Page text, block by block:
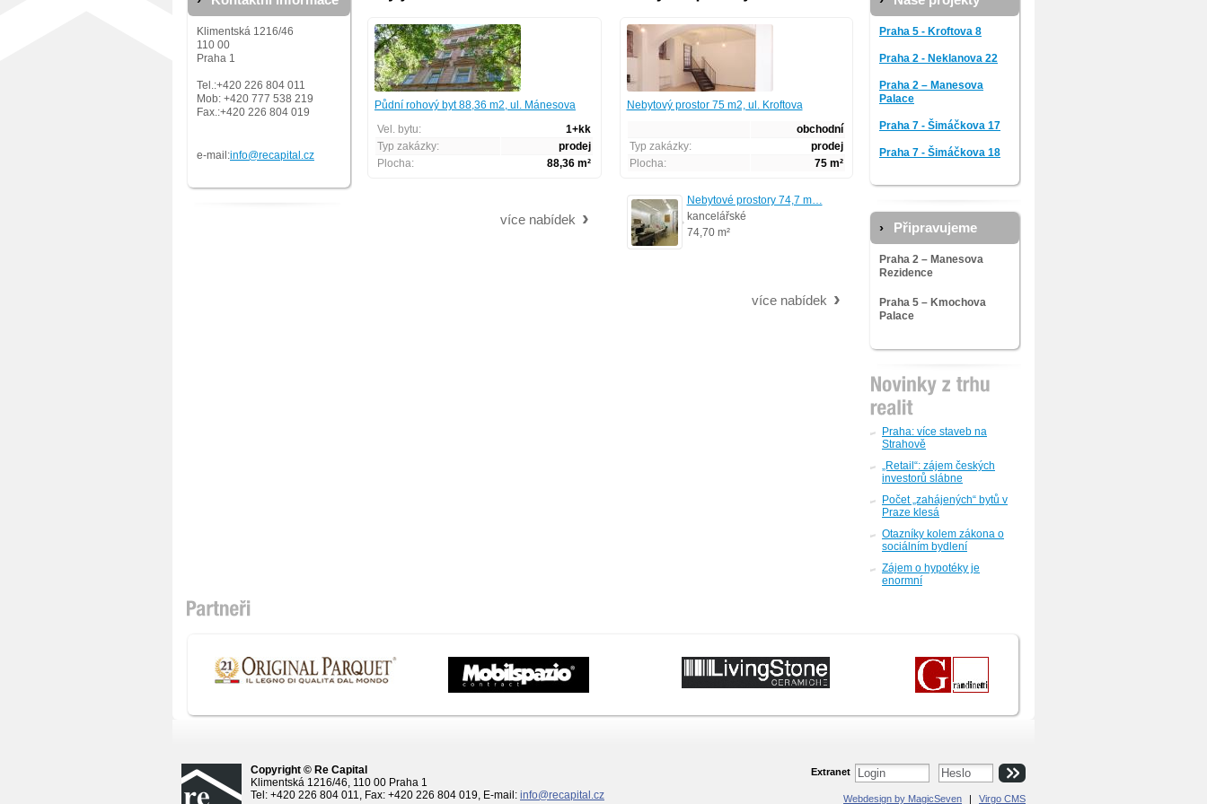
Půdní rohový byt 88,36 m2, ul. Mánesova
Vel. bytu:
1+kk
Typ zakázky:
prodej
Plocha:
88,36 m²
více nabídek
Nebytový prostor 75 m2, ul. Kroftova
obchodní
Typ zakázky:
prodej
Plocha:
75 m²
Nebytové prostory 74,7 m…
kancelářské
74,70 m²
více nabídek
Klimentská 1216/46
110 00
Praha 1
Tel.:+420 226 804 011
Mob: +420 777 538 219
Fax.:+420 226 804 019
e-mail:info@recapital.cz
Praha 5 - Kroftova 8
Praha 2 - Neklanova 22
Praha 2 – Manesova
Palace
Praha 7 - Šimáčkova 17
Praha 7 - Šimáčkova 18
Připravujeme
Praha 2 – Manesova
Rezidence
Praha 5 – Kmochova
Palace
Praha: více staveb na
Strahově
„Retail“: zájem českých
investorů slábne
Počet „zahájených“ bytů v
Praze klesá
Otazníky kolem zákona o
sociálním bydlení
Zájem o hypotéky je
enormní
Extranet
Webdesign by MagicSeven | Virgo CMS
Copyright © Re Capital
Klimentská 1216/46, 110 00 Praha 1
Tel: +420 226 804 011, Fax: +420 226 804 019, E-mail: info@recapital.cz